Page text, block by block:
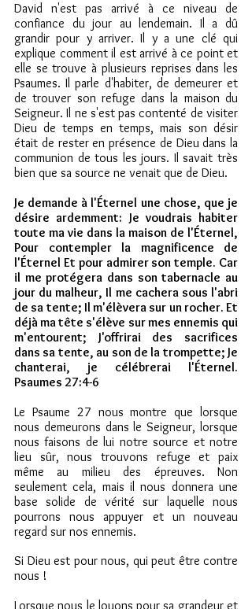
David n'est pas arrivé à ce niveau de
confiance du jour au lendemain. Il a dû
grandir pour y arriver. Il y a une clé qui
explique comment il est arrivé à ce point et
elle se trouve à plusieurs reprises dans les
Psaumes. Il parle d'habiter, de demeurer et
de trouver son refuge dans la maison du
Seigneur. Il ne s'est pas contenté de visiter
Dieu de temps en temps, mais son désir
était de rester en présence de Dieu dans la
communion de tous les jours. Il savait très
bien que sa source ne venait que de Dieu.
Je demande à l'Éternel une chose, que je
désire ardemment: Je voudrais habiter
toute ma vie dans la maison de l'Éternel,
Pour contempler la magnificence de
l'Éternel Et pour admirer son temple. Car
il me protégera dans son tabernacle au
jour du malheur, Il me cachera sous l'abri
de sa tente; Il m'élèvera sur un rocher. Et
déjà ma tête s'élève sur mes ennemis qui
m'entourent; J'offrirai des sacrifices
dans sa tente, au son de la trompette; Je
chanterai, je célébrerai l'Éternel.
Psaumes 27:4-6
Le Psaume 27 nous montre que lorsque
nous demeurons dans le Seigneur, lorsque
nous faisons de lui notre source et notre
lieu sûr, nous trouvons refuge et paix
même au milieu des épreuves. Non
seulement cela, mais il nous donnera une
base solide de vérité sur laquelle nous
pourrons nous appuyer et un nouveau
regard sur nos ennemis.
Si Dieu est pour nous, qui peut être contre
nous !
Lorsque nous le louons pour sa grandeur et